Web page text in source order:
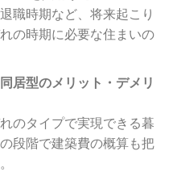
職時期など、将来起こり
の時期に必要な住まいの
居型のメリット・デメリ
のタイプで実現できる暮
段階で建築費の概算も把